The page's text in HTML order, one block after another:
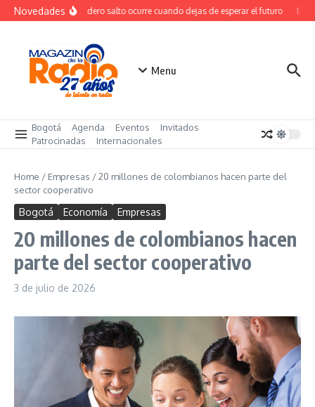
Saltar al contenido
NovedadesEl verdadero salto ocurre cuando dejas de esperar el futuro El
Menu
Bogotá Agenda Eventos
Invitados
Patrocinadas
Internacionales
Home / Empresas /20 millones de colombianos hacen parte del
sector cooperativo
Bogotá Economía Empresas
20 millones de colombianos hacen
parte del sector cooperativo
3 de julio de 2026